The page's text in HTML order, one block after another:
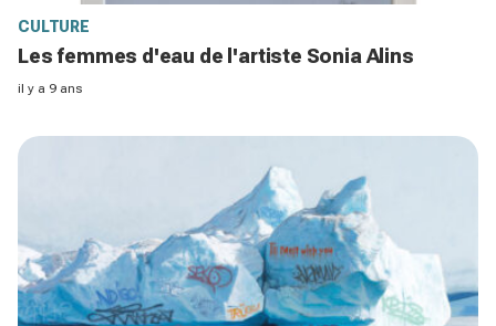
CULTURE
Les femmes d'eau de l'artiste Sonia Alins
il y a 9 ans